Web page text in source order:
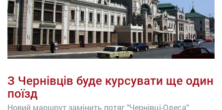
З Чернівців буде курсувати ще один
поїзд
Новий маршрут замінить потяг "Чернівці-Одеса"